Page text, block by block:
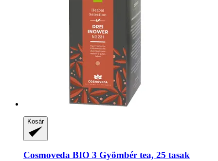
Kosár
Cosmoveda BIO 3 Gyömbér tea, 25 tasak